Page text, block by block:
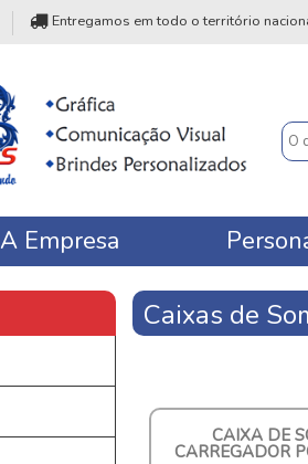
Entregamos em todo o território
A Empresa
Caixas de
CAIXA DE
CARREGADOR